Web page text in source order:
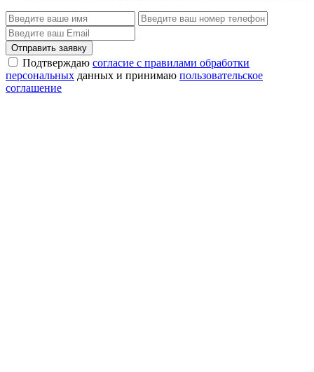
Отправить заявку
Подтверждаю согласие с правилами обработки
персональных данных и принимаю пользовательское
соглашение